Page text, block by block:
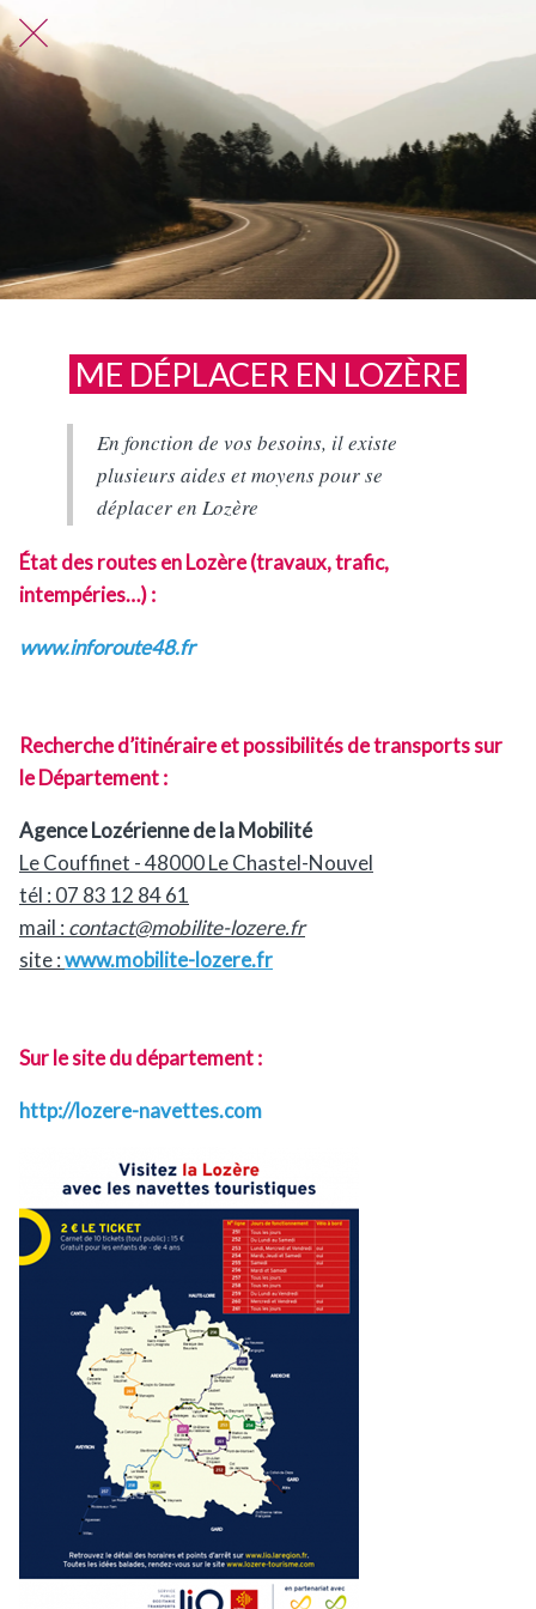
ME DÉPLACER EN LOZÈRE
En fonction de vos besoins, il existe
plusieurs aides et moyens pour se
déplacer en Lozère
État des routes en Lozère (travaux, trafic,
intempéries…) :
www.inforoute48.fr
Recherche d’itinéraire et possibilités de transports sur
le Département :
Agence Lozérienne de la Mobilité
Le Couffinet - 48000 Le Chastel-Nouvel
tél : 07 83 12 84 61
mail : contact@mobilite-lozere.fr
site :www.mobilite-lozere.fr
Sur le site du département :
http://lozere-navettes.com